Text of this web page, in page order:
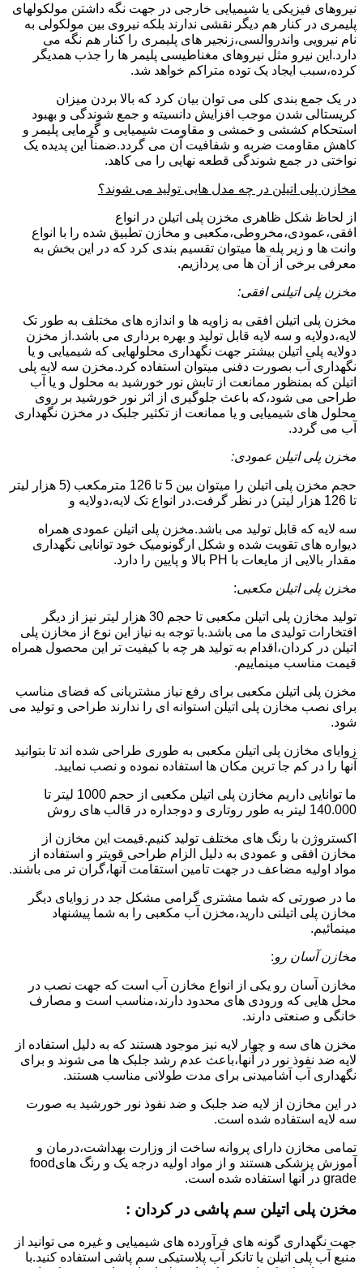
نیروهای فیزیکی یا شیمیایی خارجی در جهت نگه داشتن مولکولهای
پلیمری در کنار هم دیگر نقشی ندارند بلکه نیروی بین مولکولی به
نام نیرویی واندروالسی،زنجیر های پلیمری را کنار هم نگه می
دارد.این نیرو مثل نیروهای مغناطیسی پلیمر ها را جذب همدیگر
کرده،سبب ایجاد یک توده متراکم خواهد شد.
در یک جمع بندی کلی می توان بیان کرد که بالا بردن میزان
کریستالی شدن موجب افزایش دانسیته و جمع شوندگی و بهبود
استحکام کششی و خمشی و مقاومت شیمیایی و گرمایی پلیمر و
کاهش مقاومت ضربه و شفافیت آن می گردد.ضمناً این پدیده یک
نواختی در جمع شوندگی قطعه نهایی را می کاهد.
مخازن پلی اتیلن در چه مدل هایی تولید می شوند؟
از لحاظ شکل ظاهری مخزن پلی اتیلن در انواع
افقی،عمودی،مخروطی،مکعبی و مخازن تطبیق شده را با انواع
وانت ها و زیر پله ها میتوان تقسیم بندی کرد که در این بخش به
معرفی برخی از آن ها می پردازیم.
مخزن پلی اتیلنی افقی:
مخزن پلی اتیلن افقی به زاویه ها و اندازه های مختلف به طور تک
لایه،دولایه و سه لایه قابل تولید و بهره برداری می باشد.از مخزن
دولایه پلی اتیلن بیشتر جهت نگهداری محلولهایی که شیمیایی و یا
نگهداری آب بصورت دفنی میتوان استفاده کرد.مخزن سه لایه پلی
اتیلن که بمنظور ممانعت از تابش نور خورشید به محلول و یا آب
طراحی می شود،که باعث جلوگیری از اثر نور خورشید بر روی
محلول های شیمیایی و یا ممانعت از تکثیر جلبک در مخزن نگهداری
آب می گردد.
مخزن پلی اتیلن عمودی:
حجم مخزن پلی اتیلن را میتوان بین 5 تا 126 مترمکعب (5 هزار لیتر
تا 126 هزار لیتر) در نظر گرفت.در انواع تک لایه،دولایه و
سه لایه که قابل تولید می باشد.مخزن پلی اتیلن عمودی همراه
دیواره های تقویت شده و شکل ارگونومیک خود توانایی نگهداری
مقدار بالایی از مایعات با PH بالا و پایین را دارد.
مخزن پلی اتیلن مکعبی:
تولید مخازن پلی اتیلن مکعبی تا حجم 30 هزار لیتر نیز از دیگر
افتخارات تولیدی ما می باشد.با توجه به نیاز این نوع از مخازن پلی
اتیلن در کردان،اقدام به تولید هر چه با کیفیت تر این محصول همراه
قیمت مناسب مینماییم.
مخزن پلی اتیلن مکعبی برای رفع نیاز مشتریانی که فضای مناسب
برای نصب مخازن پلی اتیلن استوانه ای را ندارند طراحی و تولید می
شود.
زوایای مخازن پلی اتیلن مکعبی به طوری طراحی شده اند تا بتوانید
آنها را در کم جا ترین مکان ها استفاده نموده و نصب نمایید.
ما توانایی داریم مخازن پلی اتیلن مکعبی از حجم 1000 لیتر تا
140.000 لیتر به طور روتاری و دوجداره در قالب های روش
اکستروژن با رنگ های مختلف تولید کنیم.قیمت این مخازن از
مخازن افقی و عمودی به دلیل الزام طراحی قویتر و استفاده از
مواد اولیه مضاعف در جهت تامین استقامت آنها،گران تر می باشند.
ما در صورتی که شما مشتری گرامی مشکل جد در زوایای دیگر
مخازن پلی اتیلنی دارید،مخزن آب مکعبی را به شما پیشنهاد
مینمائیم.
مخازن آسان رو:
مخازن آسان رو یکی از انواع مخازن آب است که جهت نصب در
محل هایی که ورودی های محدود دارند،مناسب است و مصارف
خانگی و صنعتی دارند.
مخزن های سه و چهار لایه نیز موجود هستند که به دلیل استفاده از
لایه ضد نفوذ نور در آنها،باعث عدم رشد جلبک ها می شوند و برای
نگهداری آب آشامیدنی برای مدت طولانی مناسب هستند.
در این مخازن از لایه ضد جلبک و ضد نفوذ نور خورشید به صورت
سه لایه استفاده شده است.
تمامی مخازن دارای پروانه ساخت از وزارت بهداشت،درمان و
آموزش پزشکی هستند و از مواد اولیه درجه یک و رنگ هایfood
grade در آنها استفاده شده است.
مخزن پلی اتیلن سم پاشی در کردان :
جهت نگهداری گونه های فرآورده های شیمیایی و غیره می توانید از
منبع آب پلی اتیلن یا تانکر آب پلاستیکی سم پاشی استفاده کنید.با